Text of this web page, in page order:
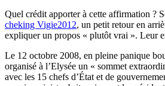
Quel crédit apporter à cette affirmation ?
cheking Vigie2012, un petit retour en
expliquer un propos « plutôt vrai ». Leur
Le 12 octobre 2008, en pleine panique
organisé à l’Elysée un « sommet
avec les 15 chefs d’État et de